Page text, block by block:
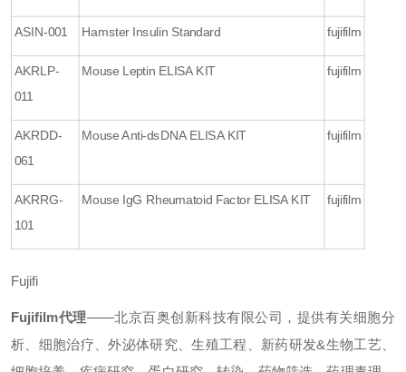
ASIN-001 Hamster Insulin Standard fujifilm
AKRLP-
011
Mouse Leptin ELISA KIT fujifilm
AKRDD-
061
Mouse Anti-dsDNA ELISA KIT fujifilm
AKRRG-
101
Mouse IgG Rheumatoid Factor ELISA KIT fujifilm
Fujifi
Fujifilm代理——北京百奥创新科技有限公司，提供有关细胞分
析、细胞治疗、外泌体研究、生殖工程、新药研发&生物工艺、